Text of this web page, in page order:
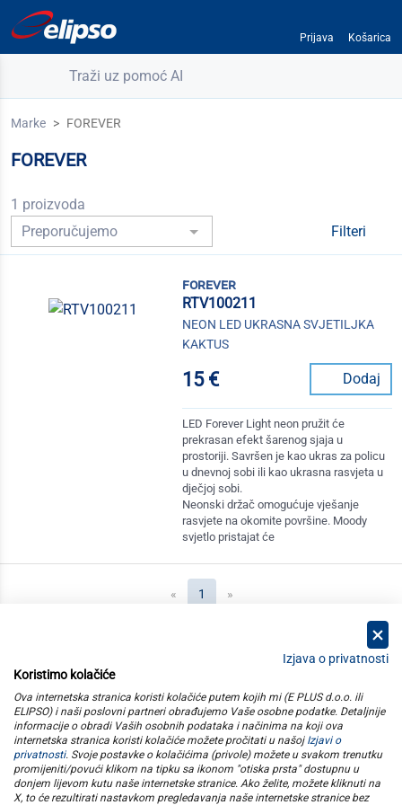
Prijava Košarica
Traži uz pomoć AI
Marke FOREVER
FOREVER
1 proizvoda
Filteri
forever
RTV100211
NEON LED UKRASNA SVJETILJKA
KAKTUS
15 € Dodaj
LED Forever Light neon pružit će
prekrasan efekt šarenog sjaja u
prostoriji. Savršen je kao ukras za policu
u dnevnoj sobi ili kao ukrasna rasvjeta u
dječjoj sobi.
Neonski držač omogućuje vješanje
rasvjete na okomite površine. Moody
svjetlo pristajat će
« 1 (current)
»
kategorije
elipso
informacije
Izjava o privatnosti
Koristimo kolačiće
Ova internetska stranica koristi kolačiće putem kojih mi (E PLUS d.o.o. ili
ELIPSO) i naši poslovni partneri obrađujemo Vaše osobne podatke. Detaljnije
informacije o obradi Vaših osobnih podataka i načinima na koji ova
internetska stranica koristi kolačiće možete pročitati u našoj Izjavi o
privatnosti. Svoje postavke o kolačićima (privole) možete u svakom trenutku
promijeniti/povući klikom na tipku sa ikonom "otiska prsta" dostupnu u
donjem lijevom kutu naše internetske stranice. Ako želite, možete kliknuti na
X, to će rezultirati nastavkom pregledavanja naše internetske stranice bez